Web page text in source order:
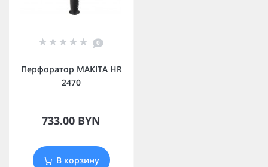
0
Перфоратор MAKITA HR
2470
733.00 BYN
В корзину